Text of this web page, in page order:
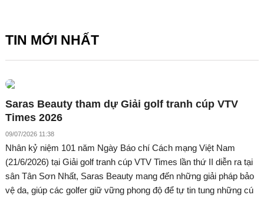
TIN MỚI NHẤT
Saras Beauty tham dự Giải golf tranh cúp VTV
Times 2026
09/07/2026 11:38
Nhân kỷ niệm 101 năm Ngày Báo chí Cách mạng Việt Nam
(21/6/2026) tại Giải golf tranh cúp VTV Times lần thứ II diễn ra tại
sân Tân Sơn Nhất, Saras Beauty mang đến những giải pháp bảo
vệ da, giúp các golfer giữ vững phong độ để tự tin tung những cú